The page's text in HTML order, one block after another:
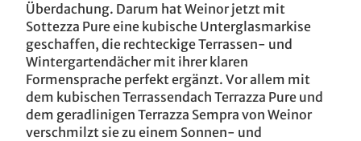
Überdachung. Darum hat Weinor jetzt mit
Sottezza Pure eine kubische Unterglasmarkise
geschaffen, die rechteckige Terrassen- und
Wintergartendächer mit ihrer klaren
Formensprache perfekt ergänzt. Vor allem mit
dem kubischen Terrassendach Terrazza Pure und
dem geradlinigen Terrazza Sempra von Weinor
verschmilzt sie zu einem Sonnen- und